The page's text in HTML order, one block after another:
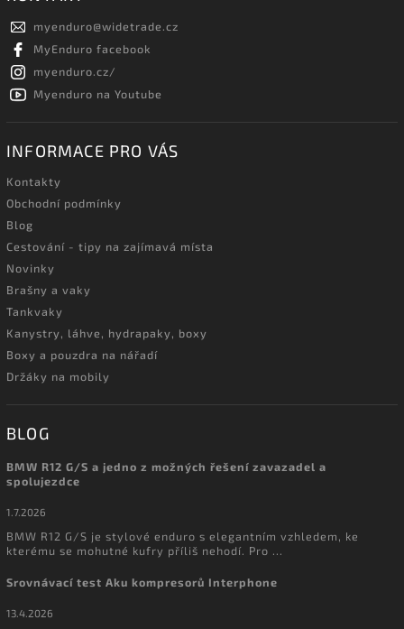
myenduro@widetrade.cz
MyEnduro facebook
myenduro.cz/
Myenduro na Youtube
INFORMACE PRO VÁS
Kontakty
Obchodní podmínky
Blog
Cestování - tipy na zajímavá místa
Novinky
Brašny a vaky
Tankvaky
Kanystry, láhve, hydrapaky, boxy
Boxy a pouzdra na nářadí
Držáky na mobily
BLOG
BMW R12 G/S a jedno z možných řešení zavazadel a
spolujezdce
1.7.2026
BMW R12 G/S je stylové enduro s elegantním vzhledem, ke
kterému se mohutné kufry příliš nehodí. Pro ...
Srovnávací test Aku kompresorů Interphone
13.4.2026